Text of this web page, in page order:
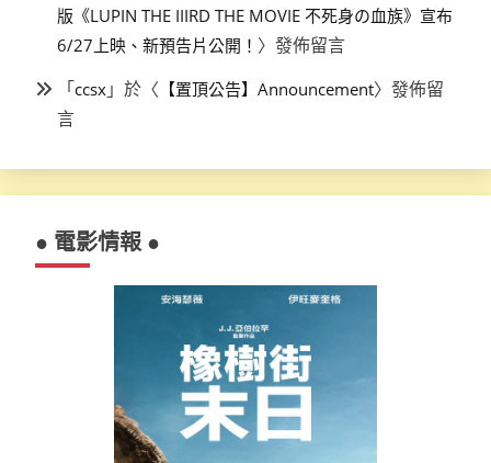
版《LUPIN THE IIIRD THE MOVIE 不死身の血族》宣布
6/27上映、新預告片公開！ 〉發佈留言
「ccsx 」於〈 【置頂公告】Announcement〉發佈留
言
● 電影情報 ●